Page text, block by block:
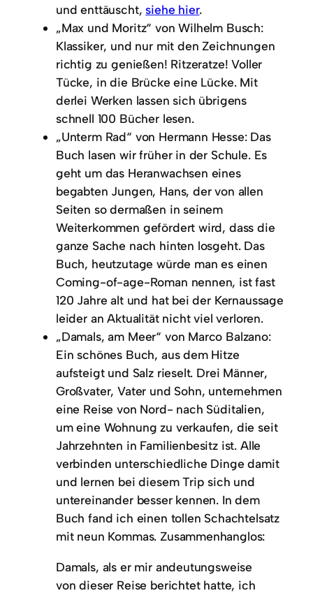
und enttäuscht, siehe hier.
„Max und Moritz“ von Wilhelm Busch:
Klassiker, und nur mit den Zeichnungen
richtig zu genießen! Ritzeratze! Voller
Tücke, in die Brücke eine Lücke. Mit
derlei Werken lassen sich übrigens
schnell 100 Bücher lesen.
„Unterm Rad“ von Hermann Hesse: Das
Buch lasen wir früher in der Schule. Es
geht um das Heranwachsen eines
begabten Jungen, Hans, der von allen
Seiten so dermaßen in seinem
Weiterkommen gefördert wird, dass die
ganze Sache nach hinten losgeht. Das
Buch, heutzutage würde man es einen
Coming-of-age-Roman nennen, ist fast
120 Jahre alt und hat bei der Kernaussage
leider an Aktualität nicht viel verloren.
„Damals, am Meer“ von Marco Balzano:
Ein schönes Buch, aus dem Hitze
aufsteigt und Salz rieselt. Drei Männer,
Großvater, Vater und Sohn, unternehmen
eine Reise von Nord- nach Süditalien,
um eine Wohnung zu verkaufen, die seit
Jahrzehnten in Familienbesitz ist. Alle
verbinden unterschiedliche Dinge damit
und lernen bei diesem Trip sich und
untereinander besser kennen. In dem
Buch fand ich einen tollen Schachtelsatz
mit neun Kommas. Zusammenhanglos:
Damals, als er mir andeutungsweise
von dieser Reise berichtet hatte, ich